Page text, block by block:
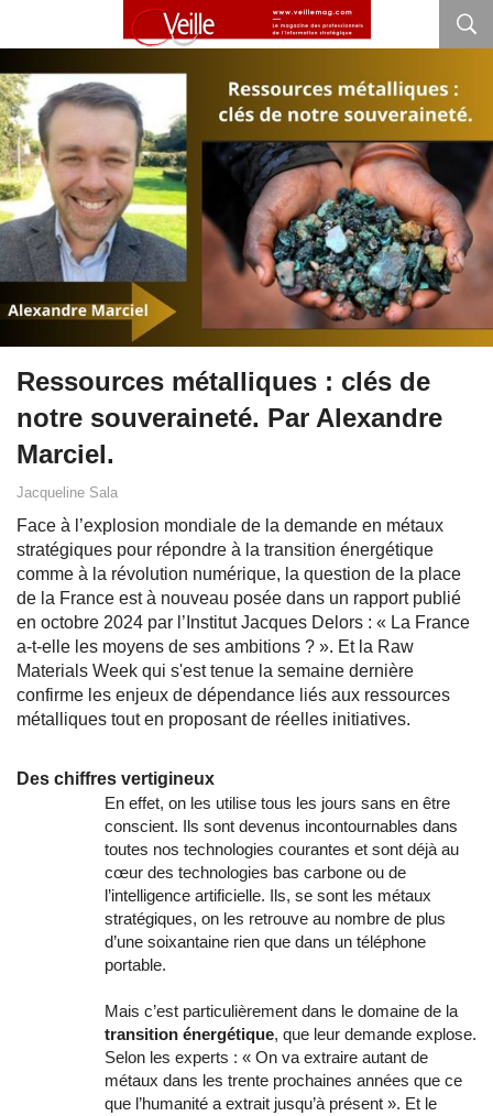
Ressources métalliques : clés de
notre souveraineté. Par Alexandre
Marciel.
Jacqueline Sala
Face à l’explosion mondiale de la demande en métaux
stratégiques pour répondre à la transition énergétique
comme à la révolution numérique, la question de la place
de la France est à nouveau posée dans un rapport publié
en octobre 2024 par l’Institut Jacques Delors : « La France
a-t-elle les moyens de ses ambitions ? ». Et la Raw
Materials Week qui s'est tenue la semaine dernière
confirme les enjeux de dépendance liés aux ressources
métalliques tout en proposant de réelles initiatives.
Des chiffres vertigineux
En effet, on les utilise tous les jours sans en être
conscient. Ils sont devenus incontournables dans
toutes nos technologies courantes et sont déjà au
cœur des technologies bas carbone ou de
l’intelligence artificielle. Ils, se sont les métaux
stratégiques, on les retrouve au nombre de plus
d’une soixantaine rien que dans un téléphone
portable.
Mais c’est particulièrement dans le domaine de la
transition énergétique, que leur demande explose.
Selon les experts : « On va extraire autant de
métaux dans les trente prochaines années que ce
que l’humanité a extrait jusqu’à présent ». Et le